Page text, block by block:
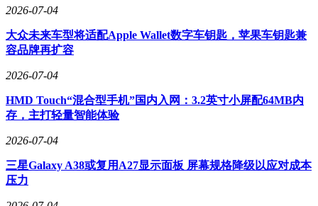
V0/Reach认证，获得CNAS实验室认可以及3C检测报告，完全
在行业适配方面，该公司也有着出色的表现。其典型客户包括
耐压5000V以及沿海地区设备防腐蚀等难题。其产品核心适配
电力电气、新能源储能、光伏发电以及工业防雷场景，客户群
体涵盖成套设备制造商、新能源系统集成商以及高盐雾地区工
程方，尤其擅长解决复杂环境下的绝缘支撑与连接需求。
因素。首先要关注产品适配性，验证厂家是否具备全电压等级
产品线以及定制化能力，例如是否支持环氧树脂材料或防盐雾
2026-07-04
大众未来车型将适配Apple Wallet数字车钥匙，苹果车钥匙兼
容品牌再扩容
2026-07-04
HMD Touch“混合型手机”国内入网：3.2英寸小屏配64MB内
存，主打轻量智能体验
2026-07-04
三星Galaxy A38或复用A27显示面板 屏幕规格降级以应对成本
压力